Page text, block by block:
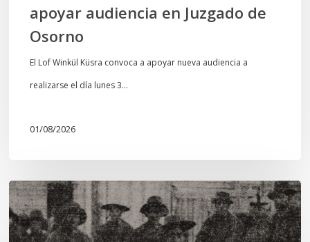
apoyar audiencia en Juzgado de
Osorno
El Lof Winkül Küsra convoca a apoyar nueva audiencia a
realizarse el día lunes 3…
01/08/2026
Chawrakawin:
Palimpsesto
explora